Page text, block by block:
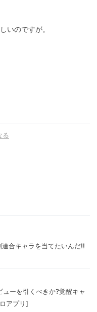
いのですが。
る
連合キャラを当てたいんだ!!
ーを引くべきか?覚醒キャ
アプリ]